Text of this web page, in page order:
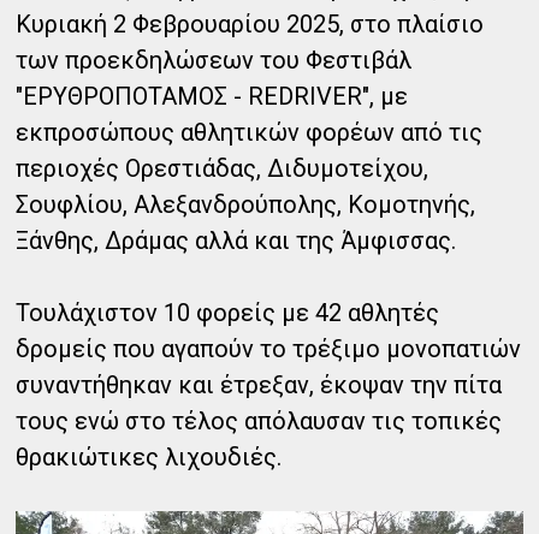
Κυριακή 2 Φεβρουαρίου 2025, στο πλαίσιο
των προεκδηλώσεων του Φεστιβάλ
"ΕΡΥΘΡΟΠΟΤΑΜΟΣ - REDRIVER", με
εκπροσώπους αθλητικών φορέων από τις
περιοχές Ορεστιάδας, Διδυμοτείχου,
Σουφλίου, Αλεξανδρούπολης, Κομοτηνής,
Ξάνθης, Δράμας αλλά και της Άμφισσας.
Τουλάχιστον 10 φορείς με 42 αθλητές
δρομείς που αγαπούν το τρέξιμο μονοπατιών
συναντήθηκαν και έτρεξαν, έκοψαν την πίτα
τους ενώ στο τέλος απόλαυσαν τις τοπικές
θρακιώτικες λιχουδιές.